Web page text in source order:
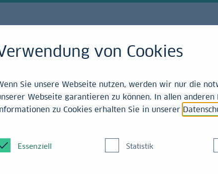
von Cookies
Sie unsere Webseite nutzen, werden wir nur die
Webseite garantieren zu können. In allen
zu Cookies erhalten Sie in unserer
Essenziell Statistik